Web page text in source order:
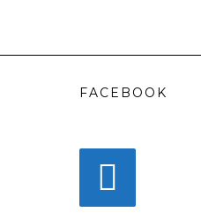
FACEBOOK